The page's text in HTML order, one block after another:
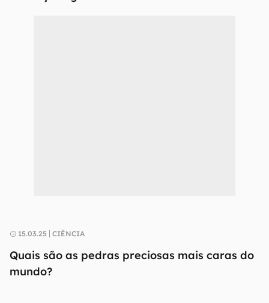
15.03.25 CIÊNCIA
Quais são as pedras preciosas mais caras do
mundo?